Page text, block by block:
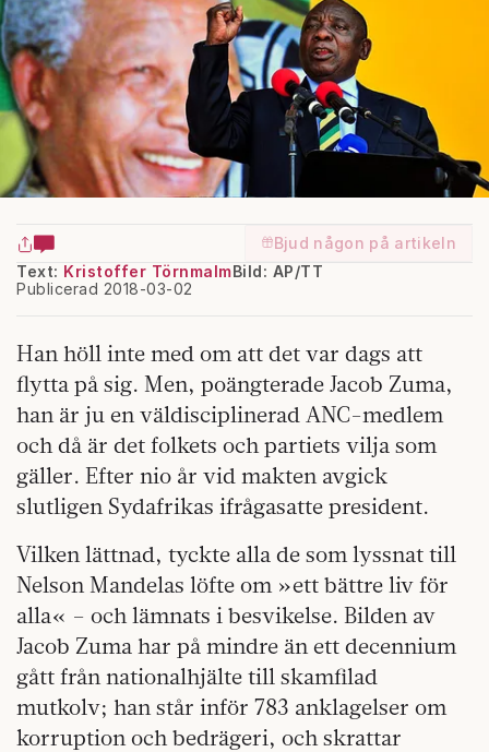
Bjud någon på artikeln
Text: Kristoffer Törnmalm
Publicerad 2018-03-02
Bild: AP/TT
Han höll inte med om att det var dags att
flytta på sig. Men, poängterade Jacob Zuma,
han är ju en väldisciplinerad ANC-medlem
och då är det folkets och partiets vilja som
gäller. Efter nio år vid makten avgick
slutligen Sydafrikas ifrågasatte president.
Vilken lättnad, tyckte alla de som lyssnat till
Nelson Mandelas löfte om »ett bättre liv för
alla« – och lämnats i besvikelse. Bilden av
Jacob Zuma har på mindre än ett decennium
gått från nationalhjälte till skamfilad
mutkolv; han står inför 783 anklagelser om
korruption och bedrägeri, och skrattar